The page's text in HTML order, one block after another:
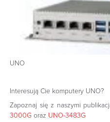
UNO
Interesują Cie komputery UNO?
Zapoznaj się z naszymi
3000G oraz UNO-3483G